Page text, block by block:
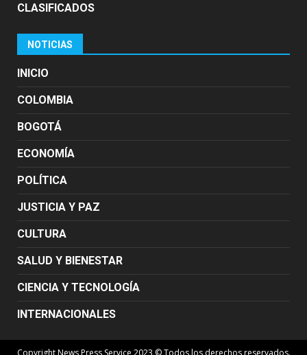
CLASIFICADOS
NOTICIAS
INICIO
COLOMBIA
BOGOTÁ
ECONOMÍA
POLÍTICA
JUSTICIA Y PAZ
CULTURA
SALUD Y BIENESTAR
CIENCIA Y TECNOLOGÍA
INTERNACIONALES